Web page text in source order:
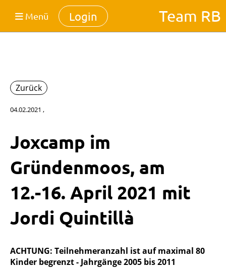
Team RB
Login
Menü
Zurück
04.02.2021 ,
Joxcamp im
Gründenmoos, am
12.-16. April 2021 mit
Jordi Quintillà
ACHTUNG: Teilnehmeranzahl ist auf maximal 80
Kinder begrenzt - Jahrgänge 2005 bis 2011